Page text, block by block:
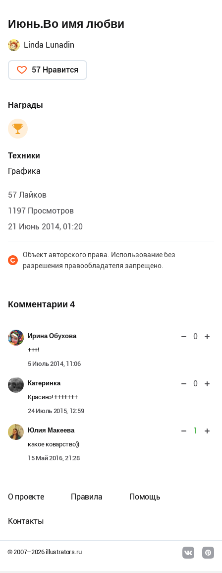
Июнь.Во имя любви
Linda Lunadin
57 Нравится
Награды
Техники
Графика
57 Лайков
1197 Просмотров
21 Июнь 2014, 01:20
Объект авторского права. Использование без
разрешения правообладателя запрещено.
Комментарии 4
Ирина Обухова 0
+++!
5 Июль 2014, 11:06
Катеринка 0
Красиво! +++++++
24 Июль 2015, 12:59
Юлия Макеева 1
какое коварство))
15 Май 2016, 21:28
© 2007–2026illustrators.ru
О проекте Правила Помощь
Контакты